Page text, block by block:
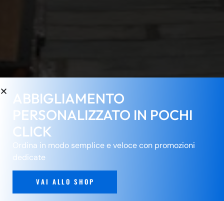
ABBIGLIAMENTO
PERSONALIZZATO IN POCHI
CLICK
Ordina in modo semplice e veloce con promozioni
dedicate
VAI ALLO SHOP